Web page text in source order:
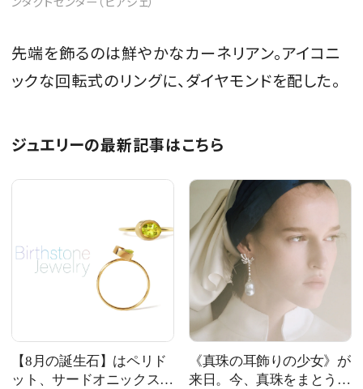
先端を飾るのは鮮やかなカーネリアン。アイコニ
ックな回転式のリングに、ダイヤモンドを配した。
ジュエリーの最新記事はこちら
【8月の誕生石】はペリド
ット、サードオニックス、
《真珠の耳飾りの少女》が
来日。今、真珠をまとうな